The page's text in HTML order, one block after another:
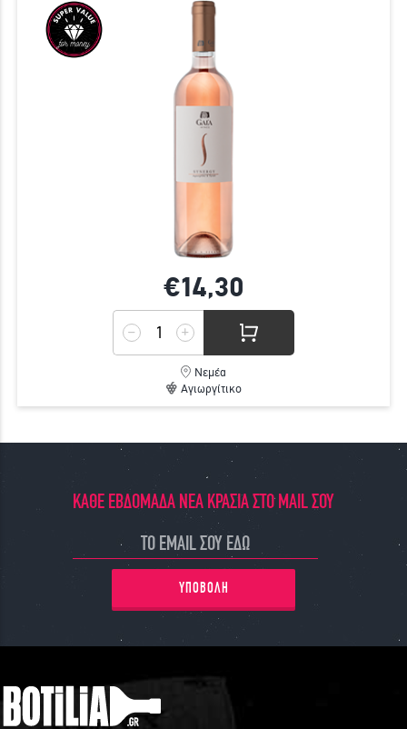
€14,30
Νεμέα
Αγιωργίτικο
ΚΑΘΕ ΕΒΔΟΜΑΔΑ ΝΕΑ ΚΡΑΣΙΑ ΣΤΟ MAIL ΣΟΥ
ΥΠΟΒΟΛΗ